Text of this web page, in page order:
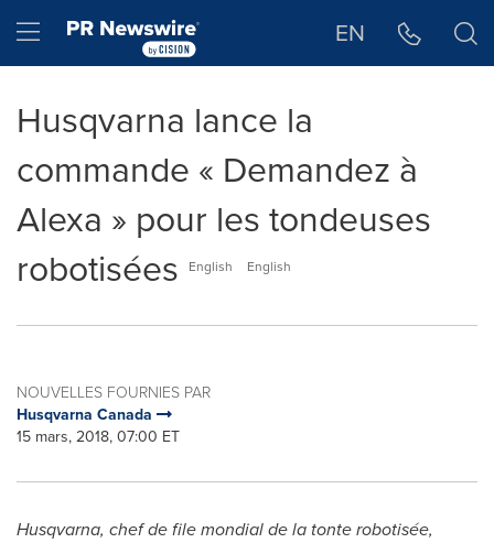
Hamburger menu EN
Husqvarna lance la
commande « Demandez à
Alexa » pour les tondeuses
robotisées
English English
NOUVELLES FOURNIES PAR
Husqvarna Canada
15 mars, 2018, 07:00 ET
Husqvarna, chef de file mondial de la tonte robotisée,